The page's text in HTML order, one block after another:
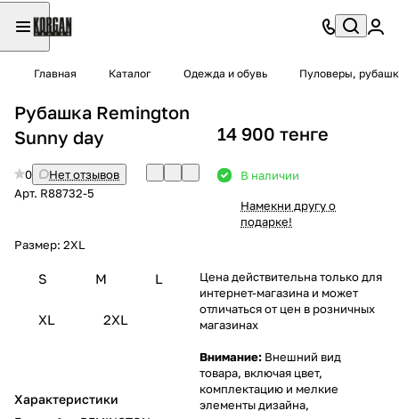
Главная Каталог Одежда и обувь Пуловеры,
Рубашка Remington
Sunny day
0
Нет отзывов
Арт. R88732-5
Размер: 2XL
S M L
XL 2XL
Характеристики
14 900 тенге
В наличии
Намекни другу о
подарке!
Цена действительна только для
интернет-магазина и может
отличаться от цен в розничных
магазинах
Внимание: Внешний вид
товара, включая цвет,
комплектацию и мелкие
элементы дизайна,